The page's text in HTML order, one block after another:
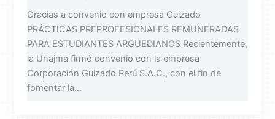
Gracias a convenio con empresa Guizado
PRÁCTICAS PREPROFESIONALES REMUNERADAS
PARA ESTUDIANTES ARGUEDIANOS Recientemente,
la Unajma firmó convenio con la empresa
Corporación Guizado Perú S.A.C., con el fin de
fomentar la...